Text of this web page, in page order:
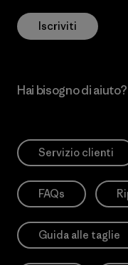
Iscriviti
Hai bisogno di aiuto?
Servizio clienti
FAQs
Guida alle taglie